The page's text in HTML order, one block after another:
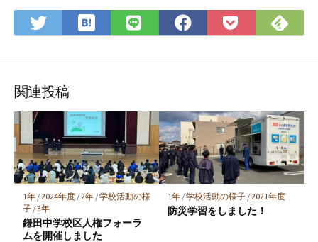
Twitter
で
ア
は
て
ク
マ
ー
ク
に
保
存
LINE
で
Facebook
で
Pocket
に
で
関連投稿
1年/2024年度/2年/学校活動の様
子/3年
鎌田中学校区人権フォーラ
ムを開催しました
1年/学校活動の様子/2021年度
防災学習をしました！